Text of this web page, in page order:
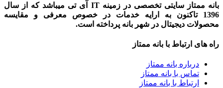
بانه ممتاز سایتی تخصصی در زمینه IT آی تی میباشد که از سال
1396 تاکنون به ارایه خدمات در خصوص معرفی و مقایسه
محصولات دیجیتال در شهر بانه پرداخته است.
راه های ارتباط با بانه ممتاز
درباره بانه ممتاز
تماس با بانه ممتاز
ارتباط با بانه ممتاز